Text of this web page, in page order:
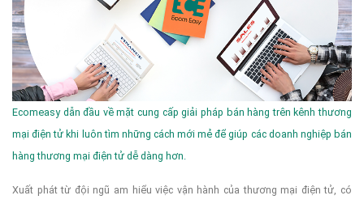
Ecomeasy dẫn đầu về mặt cung cấp giải pháp bán hàng trên kênh thương
mại điện tử khi luôn tìm những cách mới mẻ để giúp các doanh nghiệp bán
hàng thương mại điện tử dễ dàng hơn.
Xuất phát từ đội ngũ am hiểu việc vận hành của thương mại điện tử, có